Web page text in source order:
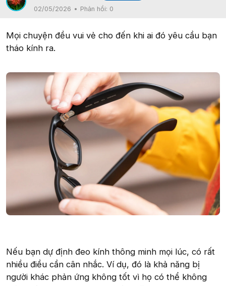
02/05/2026
Phản hồi: 0
Mọi chuyện đều vui vẻ cho đến khi ai đó yêu cầu bạn
tháo kính ra.
Nếu bạn dự định đeo kính thông minh mọi lúc, có rất
nhiều điều cần cân nhắc. Ví dụ, đó là khả năng bị
người khác phản ứng không tốt vì họ có thể không